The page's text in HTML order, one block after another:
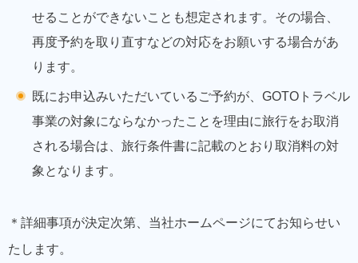
せることができないことも想定されます。その場合、
再度予約を取り直すなどの対応をお願いする場合があ
ります。
既にお申込みいただいているご予約が、GOTOトラベル
事業の対象にならなかったことを理由に旅行をお取消
される場合は、旅行条件書に記載のとおり取消料の対
象となります。
＊詳細事項が決定次第、当社ホームページにてお知らせい
たします。